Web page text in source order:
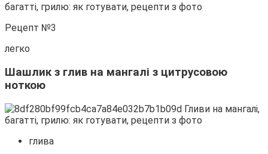
Рецепт №3
легко
Шашлик з глив на мангалі з цитрусовою
ноткою
глива